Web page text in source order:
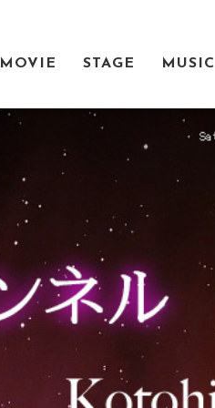
MOVIE STAGE MUSIC